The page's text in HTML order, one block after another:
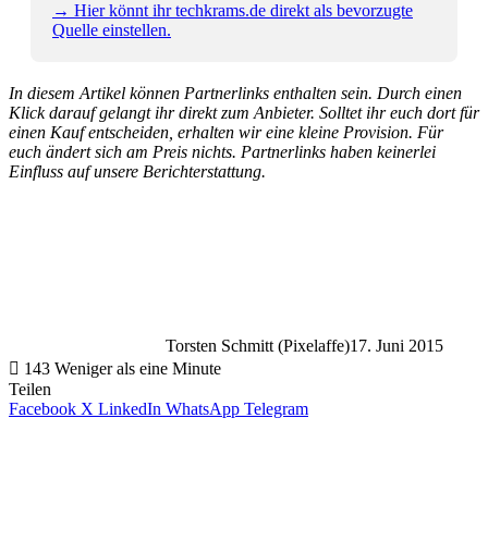
→ Hier könnt ihr techkrams.de direkt als bevorzugte
Quelle einstellen.
In diesem Artikel können Partnerlinks enthalten sein. Durch einen
Klick darauf gelangt ihr direkt zum Anbieter. Solltet ihr euch dort für
einen Kauf entscheiden, erhalten wir eine kleine Provision. Für
euch ändert sich am Preis nichts. Partnerlinks haben keinerlei
Einfluss auf unsere Berichterstattung.
Torsten Schmitt (Pixelaffe)17. Juni 2015
143 Weniger als eine Minute
Teilen
Facebook X LinkedIn WhatsApp Telegram